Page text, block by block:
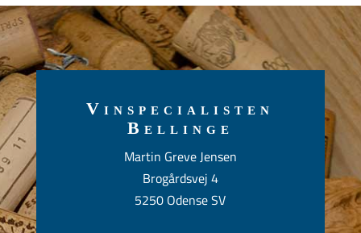
Vinspecialisten
Bellinge
Martin Greve Jensen
Brogårdsvej 4
5250 Odense SV